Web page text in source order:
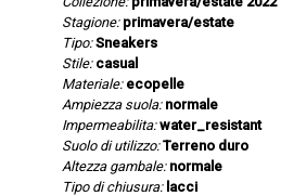
Stagione: primavera/estate
Tipo: Sneakers
Stile: casual
Materiale: ecopelle
Ampiezza suola: normale
Impermeabilita: water_resistant
Suolo di utilizzo: Terreno duro
Altezza gambale: normale
Tipo di chiusura: lacci